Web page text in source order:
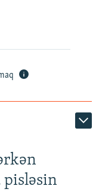
pisləsin